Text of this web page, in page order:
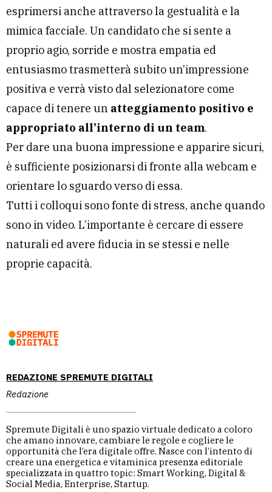
REDAZIONE SPREMUTE DIGITALI
Redazione
Spremute Digitali è uno spazio virtuale dedicato a coloro
che amano innovare, cambiare le regole e cogliere le
opportunità che l’era digitale offre. Nasce con l’intento di
creare una energetica e vitaminica presenza editoriale
specializzata in quattro topic: Smart Working, Digital &
Social Media, Enterprise, Startup.
esprimersi anche attraverso la gestualità e la
mimica facciale. Un candidato che si sente a
proprio agio, sorride e mostra empatia ed
entusiasmo trasmetterà subito un’impressione
positiva e verrà visto dal selezionatore come
capace di tenere un atteggiamento positivo e
appropriato all’interno di un team.
Per dare una buona impressione e apparire sicuri,
è sufficiente posizionarsi di fronte alla webcam e
orientare lo sguardo verso di essa.
Tutti i colloqui sono fonte di stress, anche quando
sono in video. L’importante è cercare di essere
naturali ed avere fiducia in se stessi e nelle
proprie capacità.